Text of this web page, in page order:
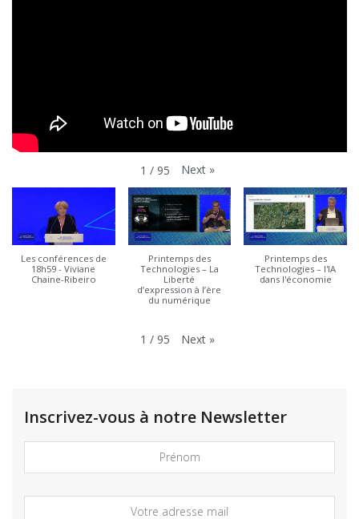
1 / 95 Next »
Les conférences de
18h59 - Viviane
Chaine-Ribeiro
Printemps des
Technologies – La
Liberté
d’expression à l’ère
du numérique
Printemps des
Technologies – l'IA
dans l'économie
1 / 95 Next »
Inscrivez-vous à notre Newsletter